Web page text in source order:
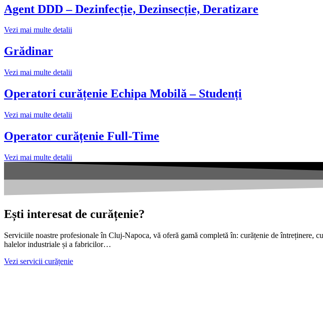
Agent DDD – Dezinfecție, Dezinsecție, Deratizare
Vezi mai multe detalii
Grădinar
Vezi mai multe detalii
Operatori curățenie Echipa Mobilă – Studenți
Vezi mai multe detalii
Operator curățenie Full-Time
Vezi mai multe detalii
Ești interesat de curățenie?
Serviciile noastre profesionale în Cluj-Napoca, vă oferă gamă completă în: curățenie de întreținere,
halelor industriale și a fabricilor…
Vezi servicii curățenie